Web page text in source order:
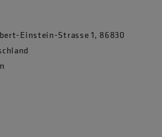
Einstein-Strasse 1, 86830